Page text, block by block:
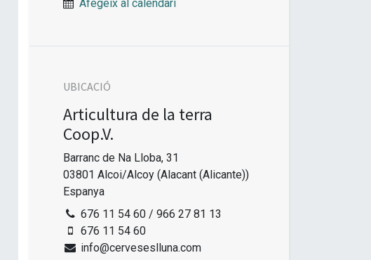
Afegeix al calendari
UBICACIÓ
Articultura de la terra
Coop.V.
Barranc de Na Lloba, 31
03801 Alcoi/Alcoy (Alacant (Alicante))
Espanya
676 11 54 60 / 966 27 81 13
676 11 54 60
info@cerveseslluna.com